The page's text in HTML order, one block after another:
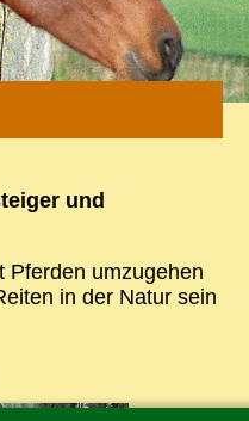
und
Pferden umzugehen
in der Natur sein